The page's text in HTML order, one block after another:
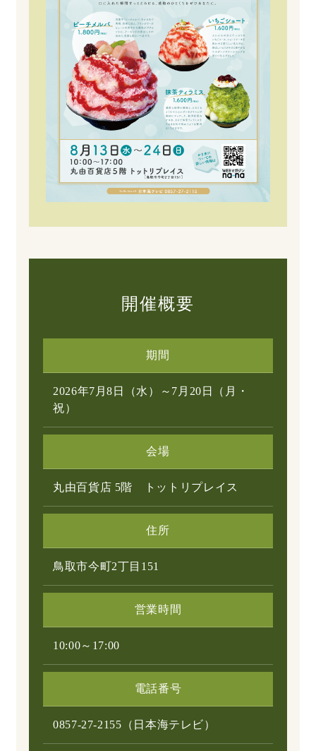
開催概要
期間
2026年7月8日（水）～7月20日（月・
祝）
会場
丸由百貨店 5階 トットリプレイス
住所
鳥取市今町2丁目151
営業時間
10:00～17:00
電話番号
0857-27-2155（日本海テレビ）